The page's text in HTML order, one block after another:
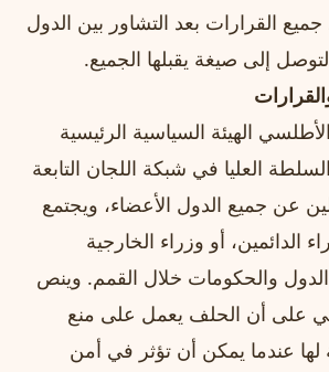
القرارات بعد التشاور بين الدول
إلى صيغة يقبلها الجميع.
الهيئة السياسية الرئيسية
العليا في شبكة اللجان التابعة
عن جميع الدول الأعضاء، ويجتمع
أو وزراء الخارجية
الدول والحكومات خلال القمم. وينص
على أن الحلف يعمل على منع
لها عندما يمكن أن تؤثر في أمن